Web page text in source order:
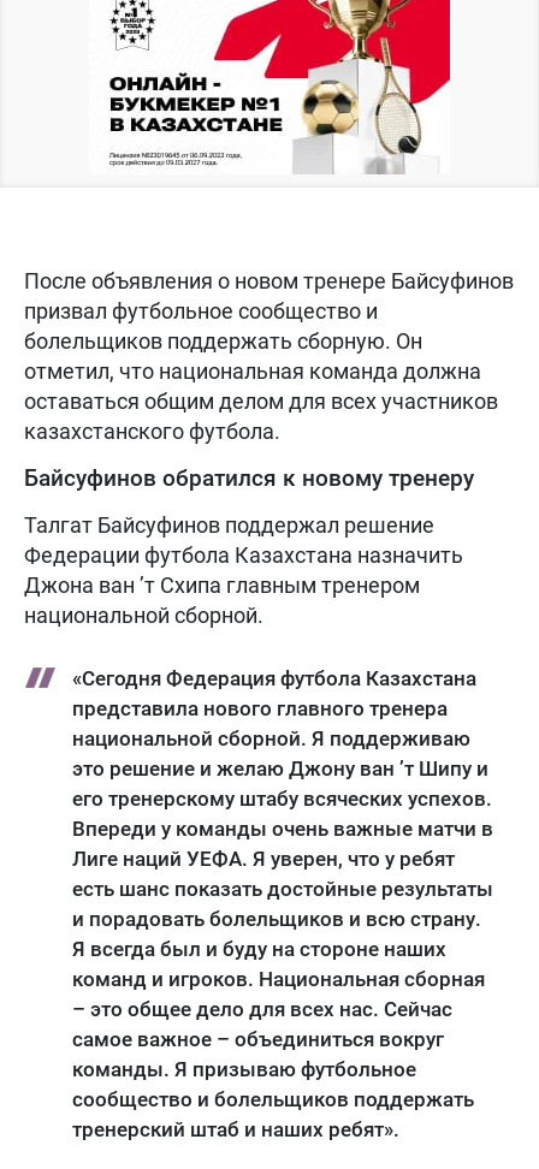
После объявления о новом тренере Байсуфинов
призвал футбольное сообщество и
болельщиков поддержать сборную. Он
отметил, что национальная команда должна
оставаться общим делом для всех участников
казахстанского футбола.
Байсуфинов обратился к новому тренеру
Талгат Байсуфинов поддержал решение
Федерации футбола Казахстана назначить
Джона ван ’т Схипа главным тренером
национальной сборной.
«Сегодня Федерация футбола Казахстана
представила нового главного тренера
национальной сборной. Я поддерживаю
это решение и желаю Джону ван ’т Шипу и
его тренерскому штабу всяческих успехов.
Впереди у команды очень важные матчи в
Лиге наций УЕФА. Я уверен, что у ребят
есть шанс показать достойные результаты
и порадовать болельщиков и всю страну.
Я всегда был и буду на стороне наших
команд и игроков. Национальная сборная
– это общее дело для всех нас. Сейчас
самое важное – объединиться вокруг
команды. Я призываю футбольное
сообщество и болельщиков поддержать
тренерский штаб и наших ребят».